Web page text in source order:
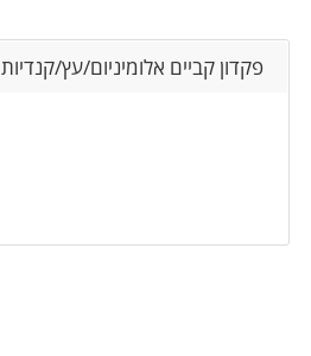
פקדון קביים אלומיניום/עץ/קנדיות